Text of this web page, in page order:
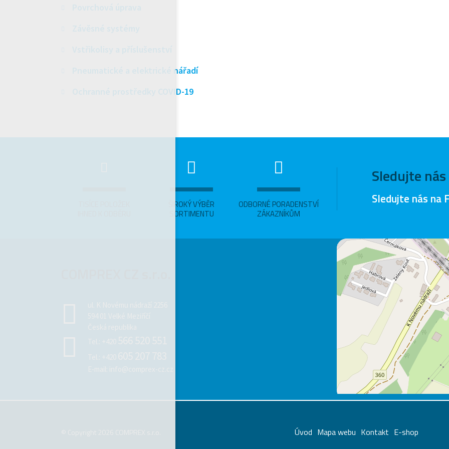
Pneumatické a elektrické nářadí
Ochranné prostředky COVID-19
ŠIROKÝ VÝBĚR
SORTIMENTU
ODBORNÉ PORADENSTVÍ
ZÁKAZNÍKŮM
Sledujte nás
Sledujte nás na
Úvod Mapa webu Kontakt E-shop